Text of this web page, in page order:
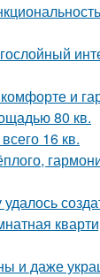
и
80 кв.
16 кв.
и даже